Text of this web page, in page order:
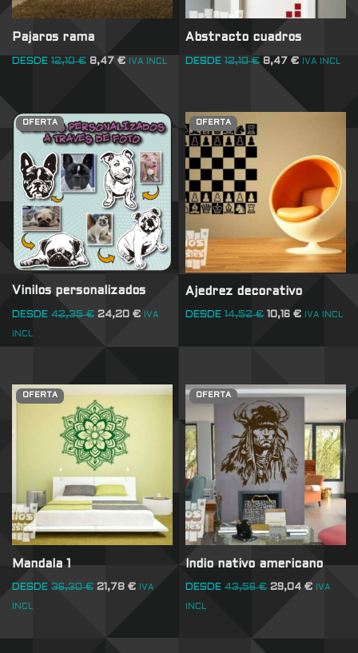
Pajaros rama
DESDE 12,10€ 8,47 € IVA INCL
Abstracto cuadros
DESDE 12,10€ 8,47€ IVA INCL
OFERTA
Vinilos personalizados
DESDE 42,35€ 24,20 € IVA
INCL
OFERTA
Ajedrez decorativo
DESDE 14,52€ 10,16€ IVA INCL
OFERTA
Mandala 1
DESDE 36,30€ 21,78 € IVA
INCL
OFERTA
Indio nativo americano
DESDE 43,56€ 29,04€ IVA
INCL